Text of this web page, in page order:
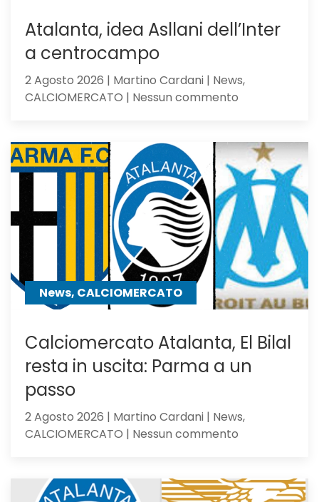
Atalanta, idea Asllani dell’Inter
a centrocampo
2 Agosto 2026 | Martino Cardani | News,
CALCIOMERCATO | Nessun commento
Asllani
dell’Inter
a
centrocampo
News, CALCIOMERCATO
Calciomercato Atalanta, El Bilal
resta in uscita: Parma a un
passo
2 Agosto 2026 | Martino Cardani | News,
CALCIOMERCATO | Nessun commento
El